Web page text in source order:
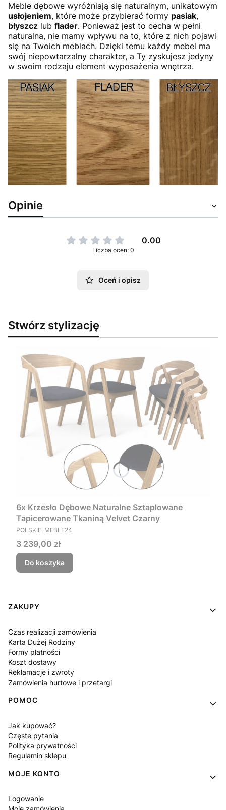
Meble dębowe wyróżniają się naturalnym, unikatowym
usłojeniem, które może przybierać formy pasiak,
błyszcz lub flader. Ponieważ jest to cecha w pełni
naturalna, nie mamy wpływu na to, które z nich pojawi
się na Twoich meblach. Dzięki temu każdy mebel ma
swój niepowtarzalny charakter, a Ty zyskujesz jedyny
w swoim rodzaju element wyposażenia wnętrza.
Opinie
0.00
Liczba ocen: 0
Oceń i opisz
Stwórz stylizację
6x Krzesło Dębowe Naturalne Sztaplowane
Tapicerowane Tkaniną Velvet Czarny
PRODUCENT
POLSKIE-MEBLE24
Cena
3 239,00 zł
Do koszyka
Linki w stopce
ZAKUPY
Czas realizacji zamówienia
Karta Dużej Rodziny
Formy płatności
Koszt dostawy
Reklamacje i zwroty
Zamówienia hurtowe i przetargi
POMOC
Jak kupować?
Częste pytania
Polityka prywatności
Regulamin sklepu
MOJE KONTO
Logowanie